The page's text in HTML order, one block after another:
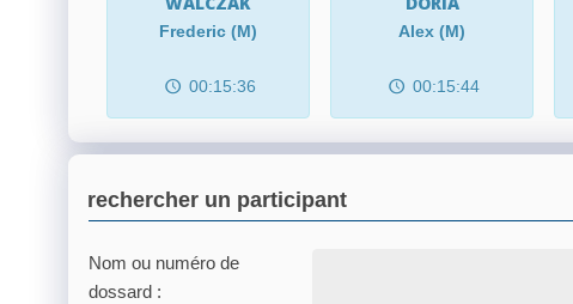
Frederic (M)
00:15:36
Alex (M)
00:15:44
rechercher un participant
Nom ou numéro de
dossard :